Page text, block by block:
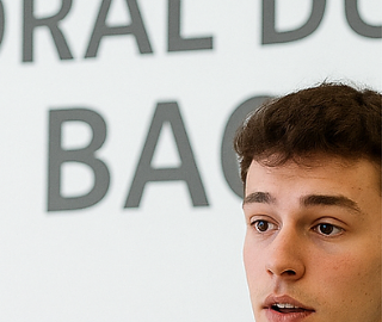
deux leviers sont indissociables. Chez
Allard Coaches, Dominique Allard vous
accompagne pour les cult